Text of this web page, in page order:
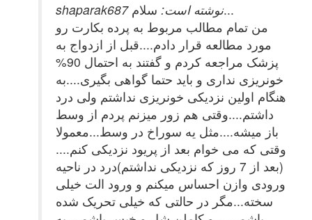
shaparak687 نوشته است:سلام...
من تمام مطالب مربوط به پرده بکارت رو
مورد مطالعه قرار دادم....قبل از ازدواج به
پزشک مراجعه کردم و گفتند به احتمال 90%
خونریزی نداری و باید حتما گواهی بگیری....به
هنگام اولین نزدیکی خونریزی نداشتم ولی درد
داشتم....وقتی هم زور میزنم پردم از وسط
باز میشه....مثل یه سوراخ در وسط...معمولا
وقتی که می خوام بعد از پریود نزدیکی کنم....
(بعد از 7 روز که نزدیکی نداشتم)درد در ناحیه
ورودی وازن احساس میکنم و ورود الت خیلی
سخته...مگر در حالتی که خیلی تحریک شده